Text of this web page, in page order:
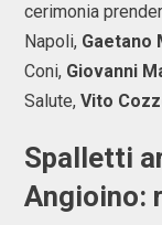
cerimonia
Napoli, Gaetano
Coni, Giovanni
Salute, Vito
Spalletti
Angioino: